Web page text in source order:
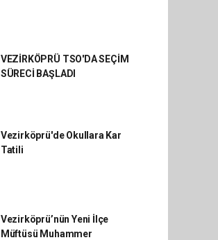
VEZİRKÖPRÜ TSO'DA SEÇİM
SÜRECİ BAŞLADI
Vezirköprü'de Okullara Kar
Tatili
Vezirköprü’nün Yeni İlçe
Müftüsü Muhammer